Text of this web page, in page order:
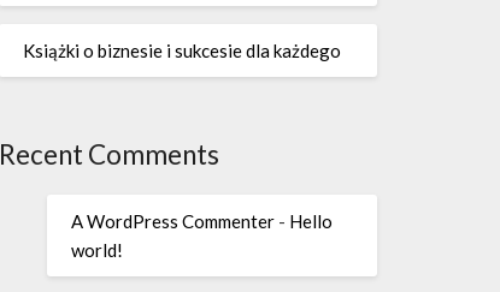
Książki o biznesie i sukcesie dla każdego
Recent Comments
A WordPress Commenter- Hello
world!